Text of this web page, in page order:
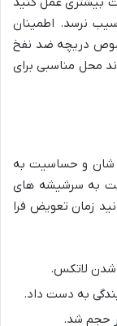
نرسد. اطمینان
دریچه ضد نفخ
محل مناسبی برای
شان و حساسیت به
به سرشیشه های
زمان تعویض فرا
شدن لاتکس.
به دست داد.
حجم شد.